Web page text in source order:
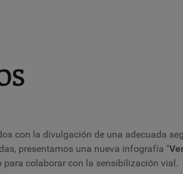
con la divulgación de una adecuada
presentamos una nueva infografía "
colaborar con la sensibilización vial.